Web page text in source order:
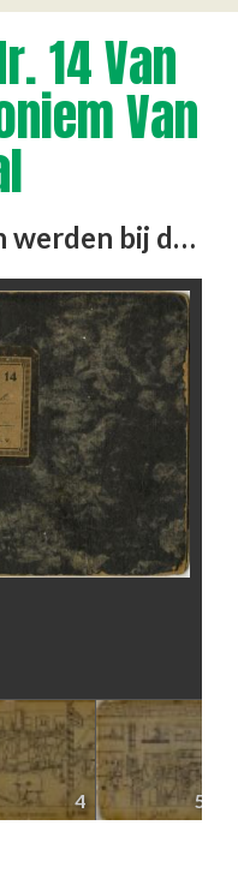
14 Van
Van
Bijna 52,000 mannen werden bij de razzia van 10 en 11 november 1944 uit Rotterdam weggevoerd. Velen hebben hun …
4 5